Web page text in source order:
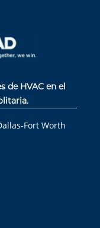
de HVAC en el
Fort Worth